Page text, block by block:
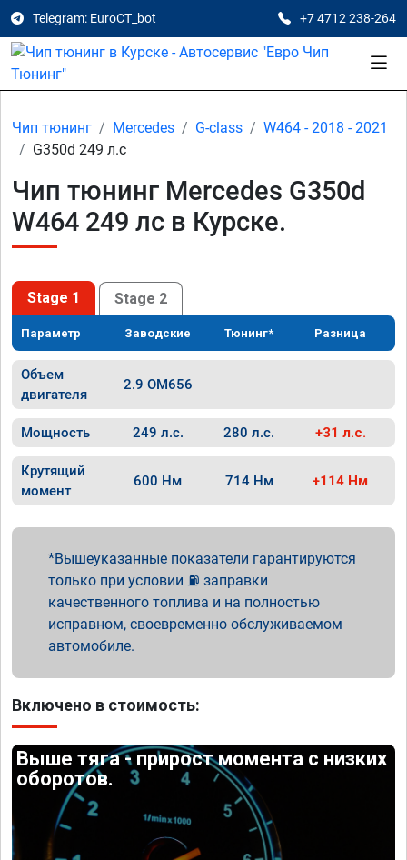
Telegram: EuroCT_bot +7 4712 238-264
Чип тюнинг Mercedes G-class
W464 - 2018 - 2021
G350d 249 л.с
Чип тюнинг Mercedes G350d
W464 249 лс в Курске.
Stage 1 Stage 2
Параметр Заводские Тюнинг* Разница
Объем
двигателя
2.9 OM656
Мощность 249 л.с. 280 л.с. +31 л.с.
Крутящий
момент
600 Нм 714 Нм +114 Нм
Вышеуказанные показатели гарантируются
только при условии ⛽ заправки
качественного топлива и на полностью
исправном, своевременно обслуживаемом
автомобиле.
Включено в стоимость:
Выше тяга - прирост момента с низких
оборотов.